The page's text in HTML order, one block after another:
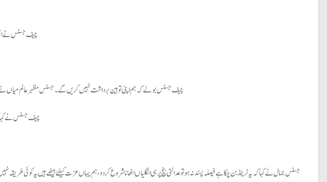
چیف جسٹس نے
چیف جسٹس بولے کہ ہم اپنی توہین برداشت نہیں کریں گے۔ جسٹس مظہر عالم میاں
چیف جسٹس نے کہا
جسٹس جمال نے کہا کہ یہ ٹرینڈ بن چکا ہے فیصلہ پسند نہ ہو تو عدالتی بنچ پر ہی انگلیاں اٹھانا شروع کر دو، ہم یہاں عزت کیلئے بیٹھے ہیں یہ کوئی